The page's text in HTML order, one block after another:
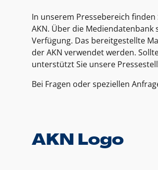
In unserem Pressebereich
AKN. Über die
Verfügung. Das bereitgestellte
der AKN verwendet werden.
unterstützt Sie unsere
Bei Fragen oder speziellen
AKN Logo